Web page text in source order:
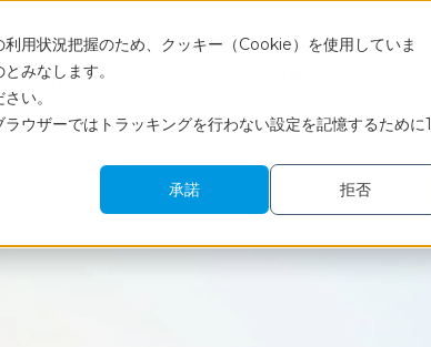
用状況把握のため、クッキー（Cookie）を使用していま
みなします。
い。
ウザーではトラッキングを行わない設定を記憶するために1
承諾
拒否
調査レポート・コラム